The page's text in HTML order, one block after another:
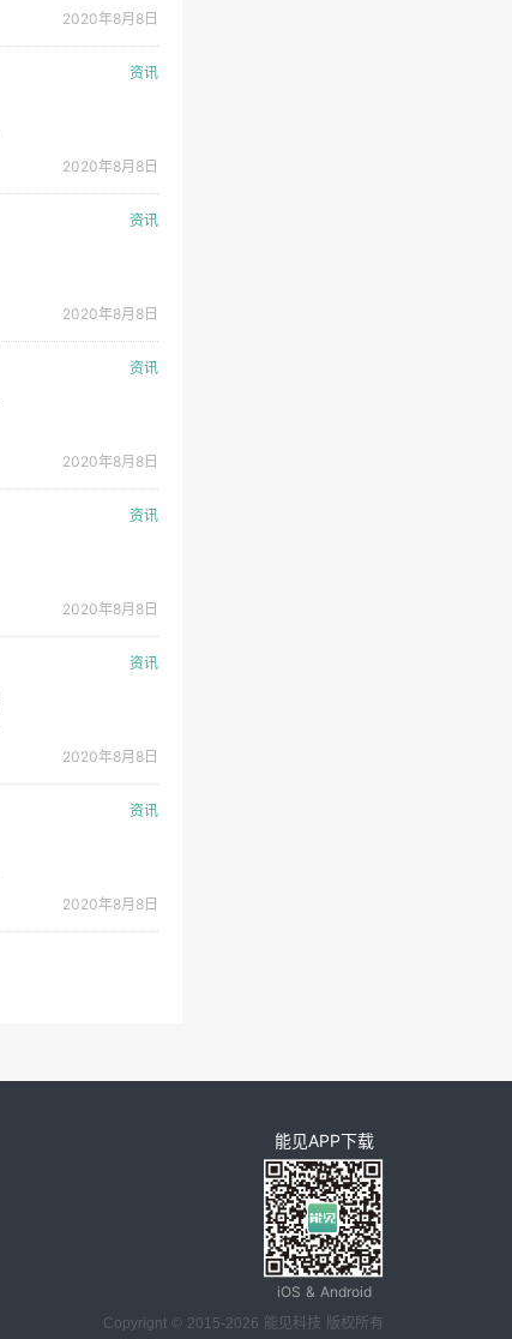
2020年8月8日
资讯
2020年8月8日
资讯
2020年8月8日
资讯
2020年8月8日
资讯
2020年8月8日
资讯
2020年8月8日
资讯
2020年8月8日
能见APP下载
iOS & Android
Copyrignt © 2015-2026 能见科技 版权所有